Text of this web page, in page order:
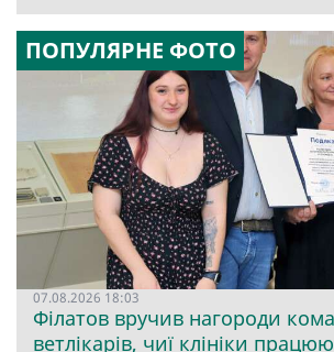
ПОПУЛЯРНЕ ФОТО
07.08.2026 18:03
Філатов вручив нагороди
ветлікарів, чиї клініки